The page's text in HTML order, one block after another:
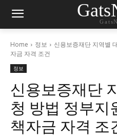
Home 정보
신용보증재단 지역별
자금 자격 조건
정보
신용보증재단
청 방법 정부지
책자금 자격 조